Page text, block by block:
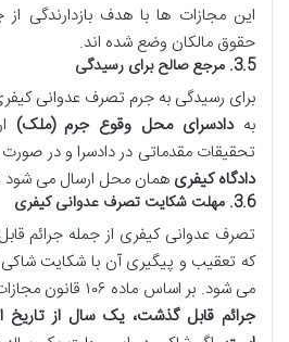
این مجازات ها با هدف بازدارندگی
حقوق مالکان وضع شده اند.
3.5. مرجع صالح برای رسیدگی
برای رسیدگی به جرم تصرف عدوانی
بهدادسرای محل وقوع جرم (ملک)
تحقیقات مقدماتی در دادسرا و در صورت
دادگاه کیفری همان محل ارسال می شود
3.6. مهلت شکایت تصرف عدوانی کیفری
تصرف عدوانی کیفری از جمله جرائم
که تعقیب و پیگیری آن با شکایت
می شود. بر اساس ماده ۱۰۶ قانون مجازات اسلامی،
جرائم قابل گذشت، یک سال از تاریخ